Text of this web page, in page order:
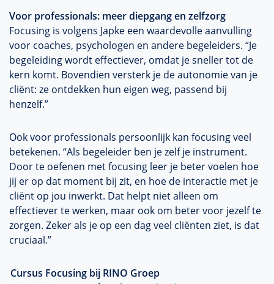
Voor professionals: meer diepgang en zelfzorg
Focusing is volgens Japke een waardevolle aanvulling
voor coaches, psychologen en andere begeleiders. “Je
begeleiding wordt effectiever, omdat je sneller tot de
kern komt. Bovendien versterk je de autonomie van je
cliënt: ze ontdekken hun eigen weg, passend bij
henzelf.”
Ook voor professionals persoonlijk kan focusing veel
betekenen. “Als begeleider ben je zelf je instrument.
Door te oefenen met focusing leer je beter voelen hoe
jij er op dat moment bij zit, en hoe de interactie met je
cliënt op jou inwerkt. Dat helpt niet alleen om
effectiever te werken, maar ook om beter voor jezelf te
zorgen. Zeker als je op een dag veel cliënten ziet, is dat
cruciaal.”
Cursus Focusing bij RINO Groep